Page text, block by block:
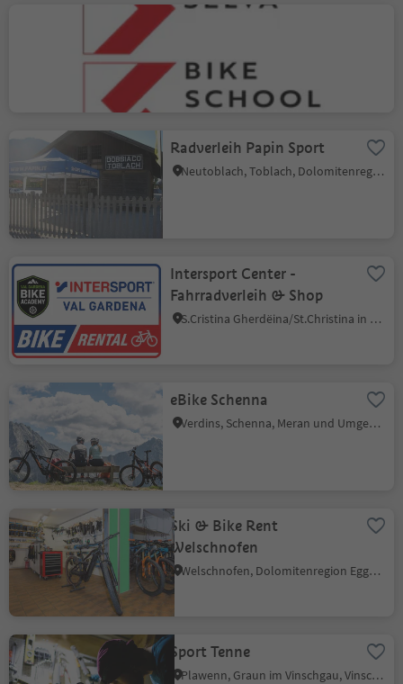
Radverleih Papin Sport
Neutoblach, Toblach, Dolomitenregion 3 Zinnen
Intersport Center -
Fahrradverleih & Shop
S.Cristina Gherdëina/St.Christina in Gröden, St.Christina in Gröden, Dolomitenregion Gröden
eBike Schenna
Verdins, Schenna, Meran und Umgebung
Ski & Bike Rent
Welschnofen
Welschnofen, Dolomitenregion Eggental
Sport Tenne
Plawenn, Graun im Vinschgau, Vinschgau